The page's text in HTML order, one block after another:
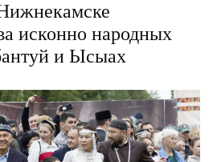
исконно народных
и Ысыах